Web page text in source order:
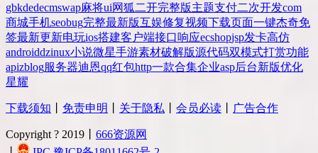
gbkdedecmswap麻将ui网狐 二开完整版主题支付二次开发com
商城手机seobug完整最新版互娱修复视频下载页面一键杰奇免
签最新更新电玩ios搭建客户端接口响应ecshopjsp发卡高仿
androiddzinux小说微星手游素材破解版源代码双模式打赏功能
apizblog服务器迪恩qq红包http一款合集企业asp后台新版优化
星耀
下载须知 免责申明 关于隐私 会员必读 广告合作
Copyright ? 2019丨 666资源网